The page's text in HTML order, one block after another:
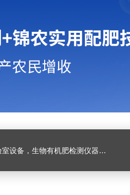
仪器，有机肥化验仪，有机肥实验室建设